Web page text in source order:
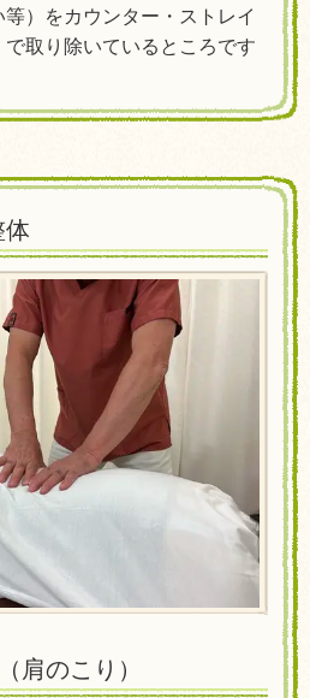
）をカウンター・ストレイ
取り除いているところです
体
（肩のこり）